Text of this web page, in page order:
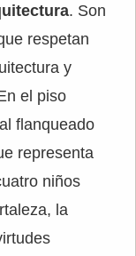
. Son
respetan
y
el piso
flanqueado
representa
niños
la